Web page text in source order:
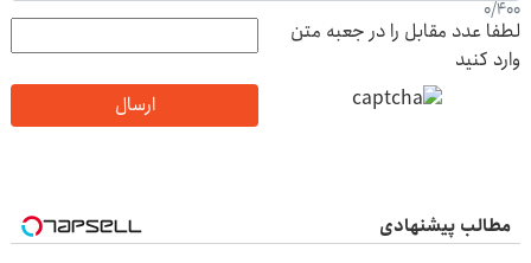
0/400
لطفا عدد مقابل را در جعبه متن
وارد کنید
ارسال
مطالب پیشنهادی